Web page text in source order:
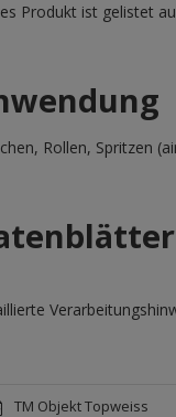
Produkt ist gelistet
Rollen, Spritzen
TM Objekt Topweiss